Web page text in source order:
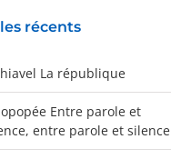
récents
La république
Entre parole et
entre parole et silence